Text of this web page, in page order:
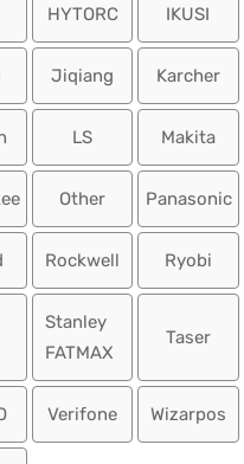
HYTORC IKUSI
Jiqiang Karcher
LS Makita
Other Panasonic
Rockwell Ryobi
Stanley
FATMAX
Taser
Verifone Wizarpos